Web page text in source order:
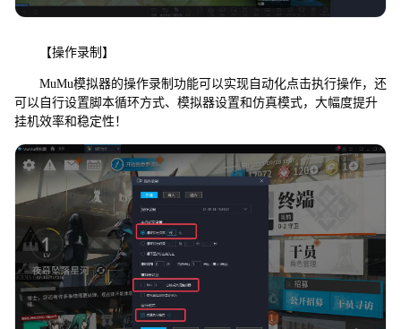
【操作录制】
MuMu模拟器的操作录制功能可以实现自动化点击执行操作，还
可以自行设置脚本循环方式、模拟器设置和仿真模式，大幅度提升
挂机效率和稳定性！